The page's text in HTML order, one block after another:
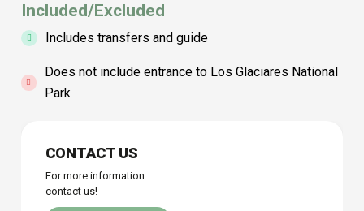
Included/Excluded
Includes transfers and guide
Does not include entrance to Los Glaciares National
Park
CONTACT US
For more information
contact us!